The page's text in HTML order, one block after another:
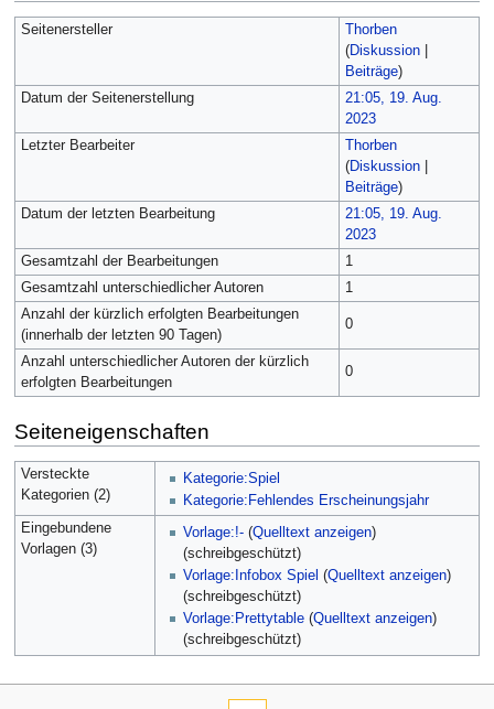
Seitenersteller
Thorben
(Diskussion|
Beiträge)
Datum der Seitenerstellung
21:05, 19. Aug.
2023
Letzter Bearbeiter
Thorben
(Diskussion|
Beiträge)
Datum der letzten Bearbeitung
21:05, 19. Aug.
2023
Gesamtzahl der Bearbeitungen
1
Gesamtzahl unterschiedlicher Autoren
1
Anzahl der kürzlich erfolgten Bearbeitungen
(innerhalb der letzten 90 Tagen)
0
Anzahl unterschiedlicher Autoren der kürzlich
erfolgten Bearbeitungen
0
Seiteneigenschaften
Versteckte
Kategorien (2)
Kategorie:Spiel
Kategorie:Fehlendes Erscheinungsjahr
Eingebundene
Vorlagen (3)
Vorlage:!- (Quelltext anzeigen)
(schreibgeschützt)
Vorlage:Infobox Spiel (Quelltext anzeigen)
(schreibgeschützt)
Vorlage:Prettytable (Quelltext anzeigen)
(schreibgeschützt)